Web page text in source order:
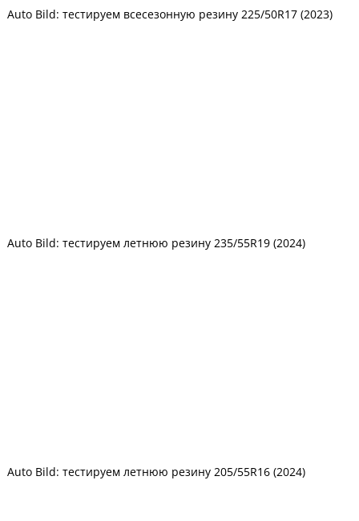
Auto Bild: тестируем всесезонную резину 225/50R17 (2023)
Auto Bild: тестируем летнюю резину 235/55R19 (2024)
Auto Bild: тестируем летнюю резину 205/55R16 (2024)